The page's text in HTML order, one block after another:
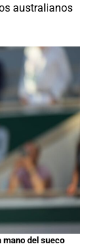
australianos
mano del sueco